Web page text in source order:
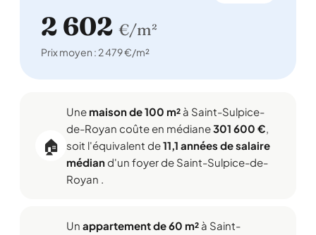
2 602 €/m²
Prix moyen : 2 479 €/m²
🏠
Une maison de 100 m² à Saint-Sulpice-
de-Royan coûte en médiane301 600 €,
soit l'équivalent de11,1 années de salaire
médiand'un foyer de Saint-Sulpice-de-
Royan .
Un appartement de 60 m² à Saint-